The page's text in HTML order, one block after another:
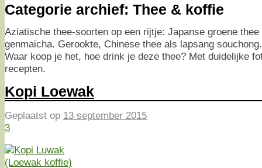
Categorie archief: Thee & koffie
Aziatische thee-soorten op een rijtje: Japanse groene
genmaicha. Gerookte, Chinese thee als lapsang
Waar koop je het, hoe drink je deze thee? Met duidelijke
recepten.
Kopi Loewak
Geplaatst op 13 september 2015
3